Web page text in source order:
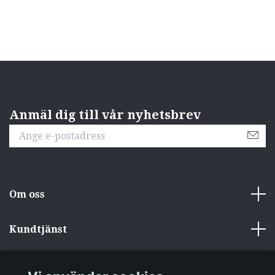
Anmäl dig till vår nyhetsbrev
Om oss
Kundtjänst